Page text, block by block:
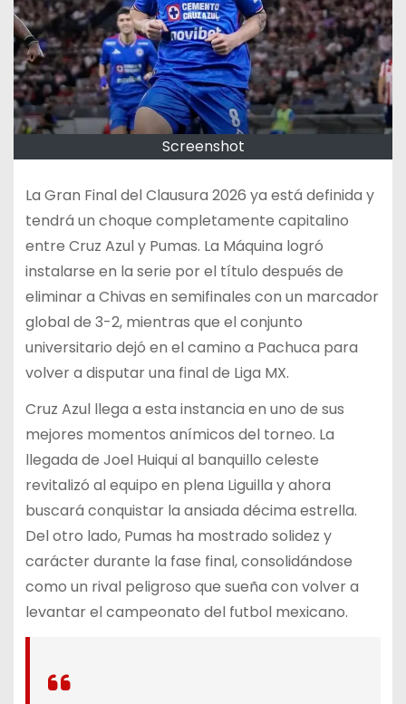
Screenshot
La Gran Final del Clausura 2026 ya está definida y
tendrá un choque completamente capitalino
entre Cruz Azul y Pumas. La Máquina logró
instalarse en la serie por el título después de
eliminar a Chivas en semifinales con un marcador
global de 3-2, mientras que el conjunto
universitario dejó en el camino a Pachuca para
volver a disputar una final de Liga MX.
Cruz Azul llega a esta instancia en uno de sus
mejores momentos anímicos del torneo. La
llegada de Joel Huiqui al banquillo celeste
revitalizó al equipo en plena Liguilla y ahora
buscará conquistar la ansiada décima estrella.
Del otro lado, Pumas ha mostrado solidez y
carácter durante la fase final, consolidándose
como un rival peligroso que sueña con volver a
levantar el campeonato del futbol mexicano.